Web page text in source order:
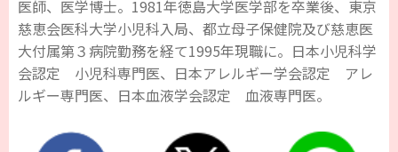
医師、医学博士。1981年徳島大学医学部を卒業後、東京
慈恵会医科大学小児科入局、都立母子保健院及び慈恵医
大付属第３病院勤務を経て1995年現職に。日本小児科学
会認定 小児科専門医、日本アレルギー学会認定 アレ
ルギー専門医、日本血液学会認定 血液専門医。